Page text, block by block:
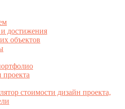
достижения
объектов
стоимости дизайн проекта,